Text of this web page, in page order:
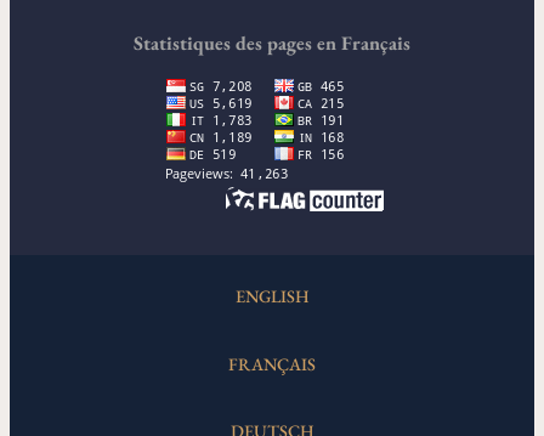
Statistiques des pages en Français
ENGLISH
FRANÇAIS
DEUTSCH